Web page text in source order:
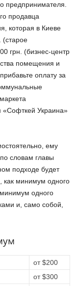
предпринимателя.
продавца
которая в Киеве
(старое
грн. (бизнес-центр
помещения и
оплату за
«Софткей Украина»
ему
словам главы
подходе будет
как минимум одного
минимум одного
и, само собой,
от $200
от $300